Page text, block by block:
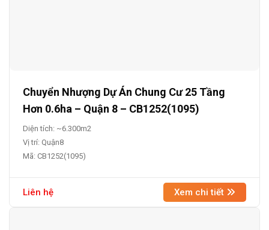
Chuyển Nhượng Dự Án Chung Cư 25 Tầng
Hơn 0.6ha – Quận 8 – CB1252(1095)
Diện tích: ~6.300m2
Vị trí: Quận8
Mã: CB1252(1095)
Liên hệ Xem chi tiết